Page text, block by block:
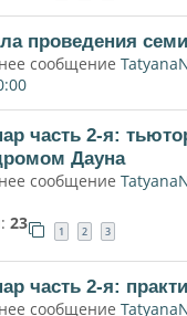
проведения
сообщение
часть 2-я:
Дауна
сообщение
23 1 2 3
часть 2-я:
сообщение